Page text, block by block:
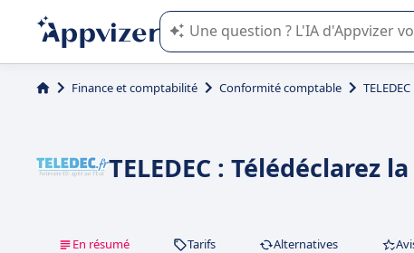
L'IA de Appvizer vous guide dans
Finance et comptabilité Conformité comptable TELEDEC
TELEDEC : Télédéclarez
En résumé Tarifs Alternatives